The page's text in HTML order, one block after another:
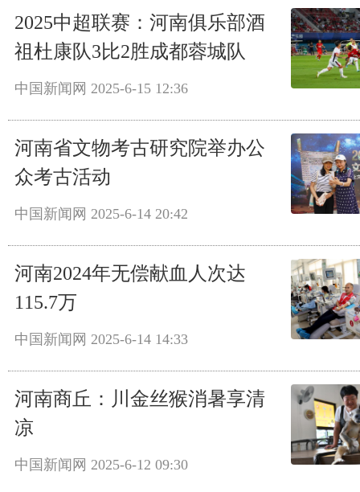
2025中超联赛：河南俱乐部酒
祖杜康队3比2胜成都蓉城队
中国新闻网 2025-6-15 12:36
河南省文物考古研究院举办公
众考古活动
中国新闻网 2025-6-14 20:42
河南2024年无偿献血人次达
115.7万
中国新闻网 2025-6-14 14:33
河南商丘：川金丝猴消暑享清
凉
中国新闻网 2025-6-12 09:30